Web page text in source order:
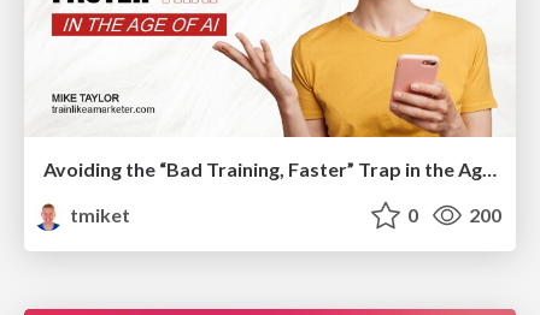
Avoiding the “Bad Training, Faster” Trap in the Age of AI
tmiket
0 200